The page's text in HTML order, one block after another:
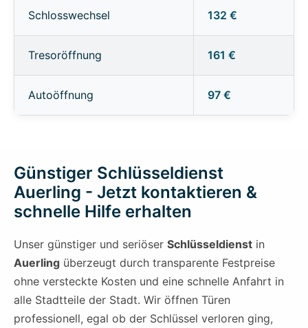
Schlosswechsel 132 €
Tresoröffnung 161 €
Autoöffnung 97 €
Günstiger Schlüsseldienst
Auerling - Jetzt kontaktieren &
schnelle Hilfe erhalten
Unser günstiger und seriöser Schlüsseldienst in
Auerling überzeugt durch transparente Festpreise
ohne versteckte Kosten und eine schnelle Anfahrt in
alle Stadtteile der Stadt. Wir öffnen Türen
professionell, egal ob der Schlüssel verloren ging,